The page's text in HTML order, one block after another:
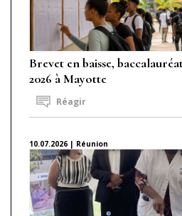
Brevet en baisse,
2026 à Mayotte
Réagir
10.07.2026 | Réunion